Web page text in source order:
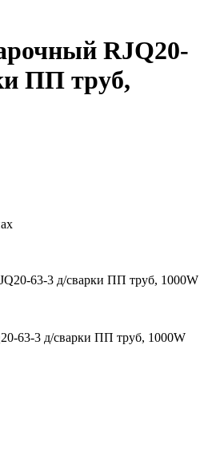
RJQ20-
ПП труб,
63-3 д/сварки ПП труб, 1000W